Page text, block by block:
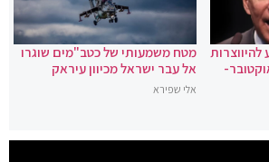
להיווצרות
מטח משמעותי של כטב"מים שוגרו
אל עבר ישראל מכיוון עיראק
אלי שפירא